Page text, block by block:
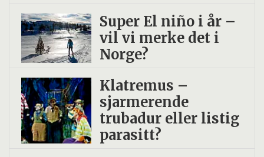
Super El niño i år –
vil vi merke det i
Norge?
Klatremus –
sjarmerende
trubadur eller listig
parasitt?